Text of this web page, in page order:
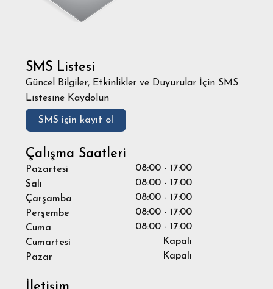
SMS Listesi
Güncel Bilgiler, Etkinlikler ve Duyurular İçin SMS
Listesine Kaydolun
SMS için kayıt ol
Çalışma Saatleri
Pazartesi
08:00 - 17:00
Salı
08:00 - 17:00
Çarşamba
08:00 - 17:00
Perşembe
08:00 - 17:00
Cuma
08:00 - 17:00
Cumartesi
Kapalı
Pazar
Kapalı